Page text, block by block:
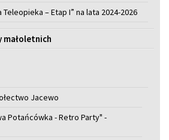
– Etap I” na lata 2024-2026
małoletnich
Jacewo
Potańcówka - Retro Party" -